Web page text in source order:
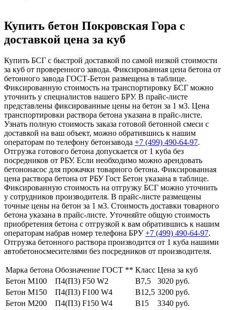
Купить бетон Покровская Гора с
доставкой цена за куб
Купить БСГ с быстрой доставкой по самой низкой стоимости
за куб от проверенного завода. Фиксированная цена бетона от
бетонного завода ГОСТ-Бетон размещена в таблице.
Фиксированную стоимость на транспортировку БСГ можно
уточнить у специалистов нашего БРУ. В прайс-листе
представлены фиксированные цены на бетон за 1 м3. Цена
транспортировки раствора бетона указана в прайс-листе.
Узнать полную стоимость заказа готовой бетонной смеси с
доставкой на ваш объект, можно обратившись к нашим
операторам по телефону бетонзавода +7 (499) 490-64-97.
Отгрузка готового бетона допускается от 1 куба без
посредников от РБУ. Если необходимо можно арендовать
бетононасос для прокачки товарного бетона. Фиксированная
цена раствора бетона от РБУ Гост Бетон указана в таблице.
Фиксированную стоимость на отгрузку БСГ можно уточнить
у сотрудников производителя. В прайс-листе размещены
точные цены на бетон за 1 м3. Стоимость доставки товарного
бетона указана в прайс-листе. Уточняйте общую стоимость
приобретения бетона с отгрузкой к вам обратившись к нашим
операторам набрав номер телефона БРУ+7 (499) 490-64-97.
Отгрузка бетонного раствора производится от 1 куба нашими
автобетоносмесителями без посредников от производителя.
Марка бетона Обозначение ГОСТ ** Класс Цена за куб
Бетон М100
П4(П3) F50 W2 В7,5
3020 руб.
Бетон М150
П4(П3) F100 W4 В12,5 3200 руб.
Бетон М200
П4(П3) F150 W4 В15
3340 руб.